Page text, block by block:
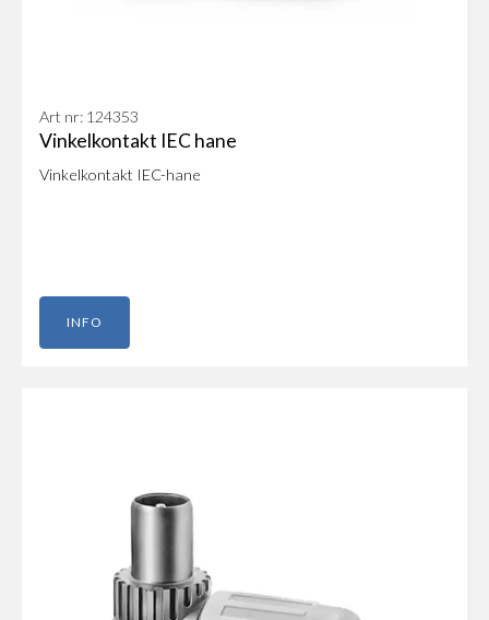
Art nr: 124353
Vinkelkontakt IEC hane
Vinkelkontakt IEC-hane
INFO